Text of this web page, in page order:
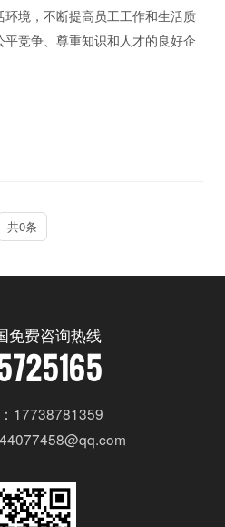
境，不断提高员工工作和生活质
竞争、尊重知识和人才的良好企
共0条
免费咨询热线
17738781359